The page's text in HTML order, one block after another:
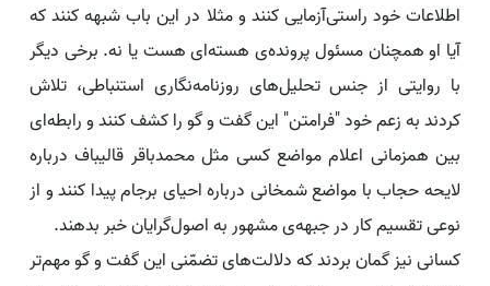
اطلاعات خود راستی‌آزمایی کنند و مثلا در این باب شبهه کنند که
آیا او همچنان مسئول پرونده‌ی هسته‌ای هست یا نه. برخی دیگر
با روایتی از جنس تحلیل‌های روزنامه‌نگاری استنباطی، تلاش
کردند به زعم خود "فرامتن" این گفت و گو را کشف کنند و رابطه‌ای
بین همزمانی اعلام مواضع کسی مثل محمدباقر قالیباف درباره
لایحه حجاب با مواضع شمخانی درباره احیای برجام پیدا کنند و از
نوعی تقسیم کار در جبهه‌ی مشهور به اصول‌گرایان خبر بدهند.
کسانی نیز گمان بردند که دلالت‌های تضمّنی این گفت و گو مهم‌تر